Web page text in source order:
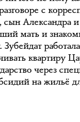
с
сын Александра
мать и
квартиру
через
на жильё